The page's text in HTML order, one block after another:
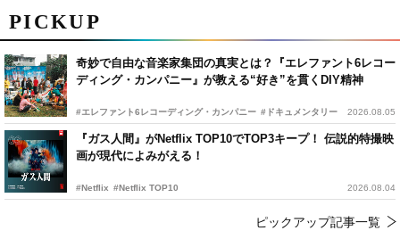
PICKUP
奇妙で自由な音楽家集団の真実とは？『エレファント6レコー
ディング・カンパニー』が教える“好き”を貫くDIY精神
#エレファント6レコーディング・カンパニー #ドキュメンタリー 2026.08.05
『ガス人間』がNetflix TOP10でTOP3キープ！ 伝説的特撮映
画が現代によみがえる！
#Netflix #Netflix TOP10 2026.08.04
ピックアップ記事一覧